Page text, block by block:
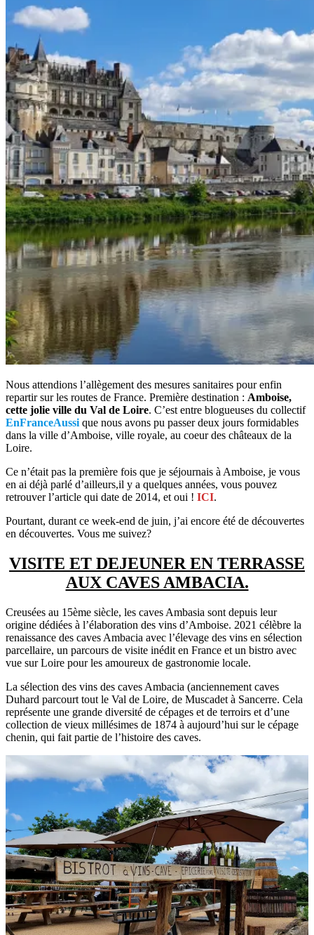
Nous attendions l’allègement des mesures sanitaires pour enfin
repartir sur les routes de France. Première destination : Amboise,
cette jolie ville du Val de Loire. C’est entre blogueuses du collectif
EnFranceAussi que nous avons pu passer deux jours formidables
dans la ville d’Amboise, ville royale, au coeur des châteaux de la
Loire.
Ce n’était pas la première fois que je séjournais à Amboise, je vous
en ai déjà parlé d’ailleurs,il y a quelques années, vous pouvez
retrouver l’article qui date de 2014, et oui ! ICI.
Pourtant, durant ce week-end de juin, j’ai encore été de découvertes
en découvertes. Vous me suivez?
VISITE ET DEJEUNER EN TERRASSE
AUX CAVES AMBACIA.
Creusées au 15ème siècle, les caves Ambasia sont depuis leur
origine dédiées à l’élaboration des vins d’Amboise. 2021 célèbre la
renaissance des caves Ambacia avec l’élevage des vins en sélection
parcellaire, un parcours de visite inédit en France et un bistro avec
vue sur Loire pour les amoureux de gastronomie locale.
La sélection des vins des caves Ambacia (anciennement caves
Duhard parcourt tout le Val de Loire, de Muscadet à Sancerre. Cela
représente une grande diversité de cépages et de terroirs et d’une
collection de vieux millésimes de 1874 à aujourd’hui sur le cépage
chenin, qui fait partie de l’histoire des caves.